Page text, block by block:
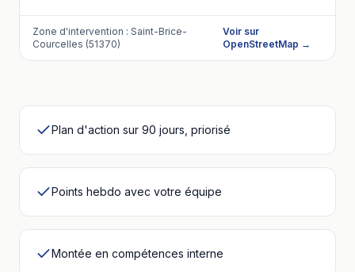
Zone d'intervention : Saint-Brice-
Courcelles (51370)
Voir sur
OpenStreetMap →
Plan d'action sur 90 jours, priorisé
Points hebdo avec votre équipe
Montée en compétences interne